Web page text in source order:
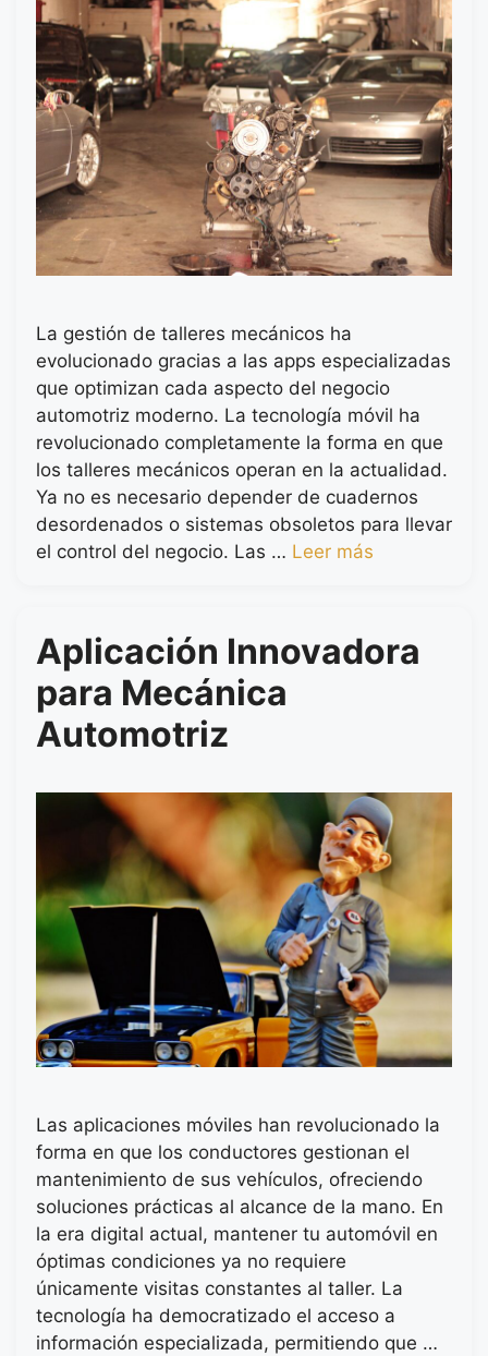
La gestión de talleres mecánicos ha
evolucionado gracias a las apps especializadas
que optimizan cada aspecto del negocio
automotriz moderno. La tecnología móvil ha
revolucionado completamente la forma en que
los talleres mecánicos operan en la actualidad.
Ya no es necesario depender de cuadernos
desordenados o sistemas obsoletos para llevar
el control del negocio. Las … Leer más
Aplicación Innovadora
para Mecánica
Automotriz
Las aplicaciones móviles han revolucionado la
forma en que los conductores gestionan el
mantenimiento de sus vehículos, ofreciendo
soluciones prácticas al alcance de la mano. En
la era digital actual, mantener tu automóvil en
óptimas condiciones ya no requiere
únicamente visitas constantes al taller. La
tecnología ha democratizado el acceso a
información especializada, permitiendo que …